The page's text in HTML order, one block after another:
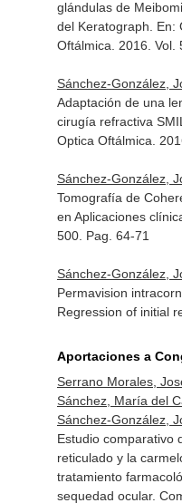
glándulas de
del Keratograph. En:
Oftálmica . 2016.
Sánchez-González,
Adaptación de una
cirugía refractiva
Optica Oftálmica .
Sánchez-González,
Tomografía de
en Aplicaciones
500. Pag. 64-71
Sánchez-González,
Permavision
Regression of initial
Aportaciones a
Serrano Morales,
Sánchez, María del
Sánchez-González,
Estudio comparativo
reticulado y la
tratamiento
sequedad ocular.